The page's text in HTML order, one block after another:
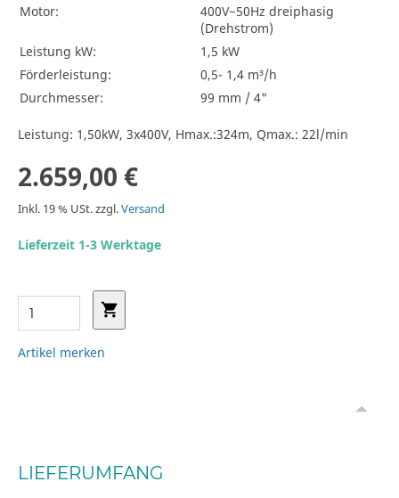
Motor:
400V~50Hz dreiphasig
(Drehstrom)
Leistung kW:
1,5 kW
Förderleistung:
0,5- 1,4 m³/h
Durchmesser:
99 mm / 4"
Leistung: 1,50kW, 3x400V, Hmax.:324m, Qmax.: 22l/min
2.659,00 €
Inkl. 19 % USt. zzgl.Versand
Lieferzeit 1-3 Werktage
Artikel merken
LIEFERUMFANG